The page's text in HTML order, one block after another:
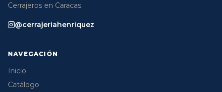
Cerrajeros en Caracas.
@cerrajeriahenriquez
NAVEGACIÓN
Inicio
Catálogo